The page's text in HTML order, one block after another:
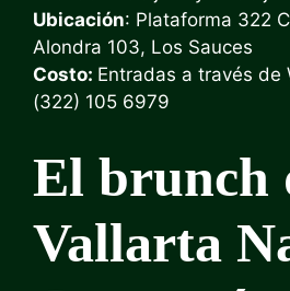
Ubicación: Plataforma 322
Alondra 103, Los Sauces
Costo: Entradas a través de
(322) 105 6979
El brunch
Vallarta